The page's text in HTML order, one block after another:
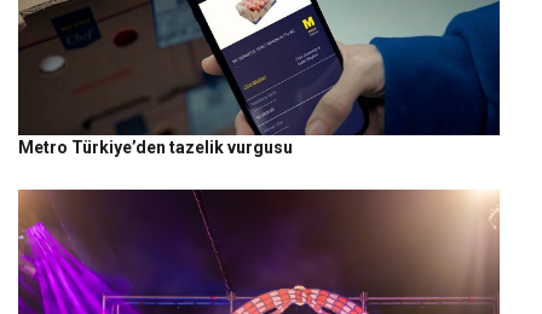
Metro Türkiye’den tazelik vurgusu